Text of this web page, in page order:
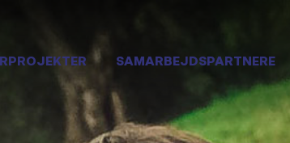
SAMARBEJDSPARTNERE